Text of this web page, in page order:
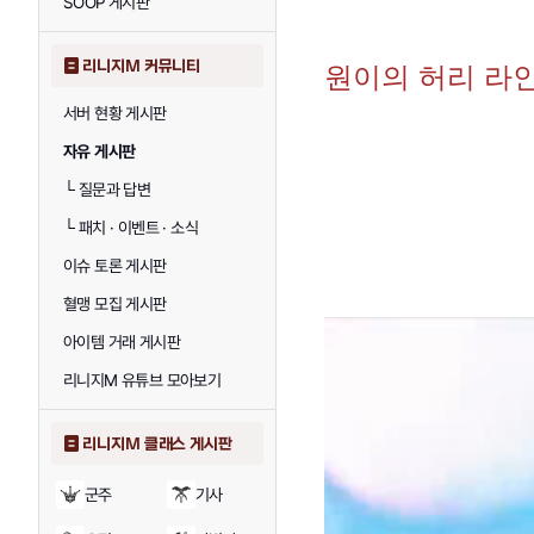
리니지M 커뮤니티
서버 현황 게시판
자유 게시판
└질문과 답변
└패치 · 이벤트 · 소식
이슈 토론 게시판
혈맹 모집 게시판
아이템 거래 게시판
리니지M 유튜브 모아보기
리니지M 클래스 게시판
군주 기사
원이의 허리 라